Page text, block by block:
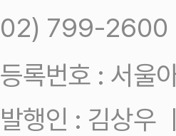
02) 799-2600
등록번호 : 서
발행인 : 김상우